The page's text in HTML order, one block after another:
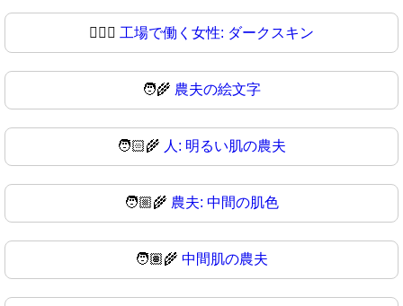
👩🏿‍⚖ 工場で働く女性: ダークスキン
🧑‍🌾 農夫の絵文字
🧑🏻‍🌾 人: 明るい肌の農夫
🧑🏼‍🌾 農夫: 中間の肌色
🧑🏽‍🌾 中間肌の農夫